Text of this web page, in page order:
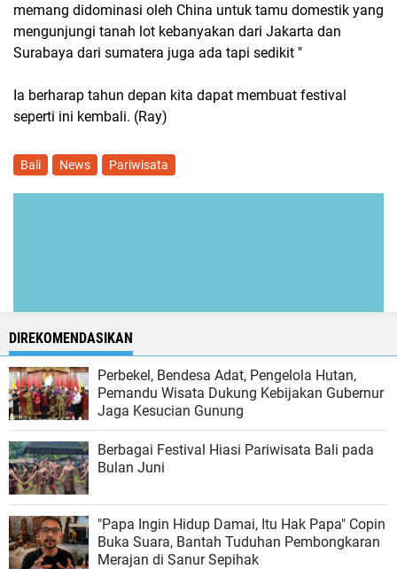
memang didominasi oleh China untuk tamu domestik yang
mengunjungi tanah lot kebanyakan dari Jakarta dan
Surabaya dari sumatera juga ada tapi sedikit "
Ia berharap tahun depan kita dapat membuat festival
seperti ini kembali. (Ray)
Bali News Pariwisata
DIREKOMENDASIKAN
Perbekel, Bendesa Adat, Pengelola Hutan,
Pemandu Wisata Dukung Kebijakan Gubernur
Jaga Kesucian Gunung
Berbagai Festival Hiasi Pariwisata Bali pada
Bulan Juni
"Papa Ingin Hidup Damai, Itu Hak Papa" Copin
Buka Suara, Bantah Tuduhan Pembongkaran
Merajan di Sanur Sepihak